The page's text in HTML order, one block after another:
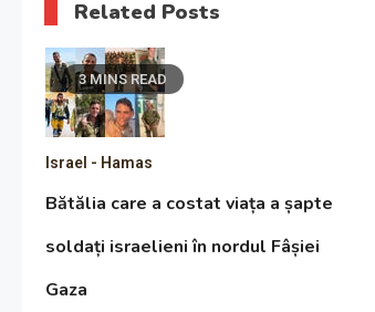
Related Posts
3 MINS READ
Israel - Hamas
Bătălia care a costat viața a șapte
soldați israelieni în nordul Fâșiei
Gaza